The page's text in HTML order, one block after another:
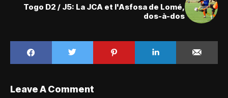
Togo D2 / J5: La JCA et l'Asfosa de Lomé,
dos-à-dos
Leave A Comment